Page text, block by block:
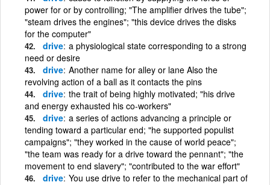
power for or by controlling; "The amplifier drives the tube";
"steam drives the engines"; "this device drives the disks
for the computer"
drive a physiological state corresponding to a strong
need or desire
drive Another name for alley or lane Also the
revolving action of a ball as it contacts the pins
drive the trait of being highly motivated; "his drive
and energy exhausted his co-workers"
drive a series of actions advancing a principle or
tending toward a particular end; "he supported populist
campaigns"; "they worked in the cause of world peace";
"the team was ready for a drive toward the pennant"; "the
movement to end slavery"; "contributed to the war effort"
drive You use drive to refer to the mechanical part of